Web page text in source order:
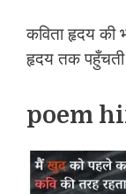
कविता हृदय की
हृदय तक पहुँचती
poem